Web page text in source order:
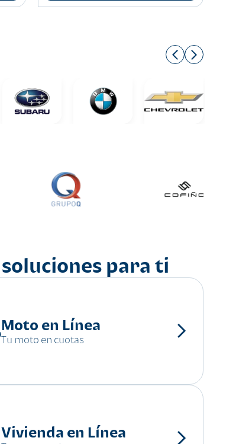
soluciones para ti
Moto en Línea
Tu moto en cuotas
Vivienda en Línea